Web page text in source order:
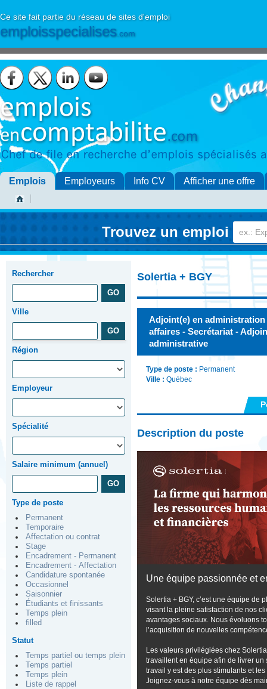
Ce site fait partie du réseau de sites d'emploi
emploisspecialises.com
Emplois Employeurs Info CV Afficher une offre
Trouvez un emploi
Rechercher
Ville
Région
Employeur
Spécialité
Salaire minimum (annuel)
Type de poste
Permanent
Temporaire
Affectation ou contrat
Stage
Encadrement - Permanent
Encadrement - Affectation
Candidature spontanée
Occasionnel
Saisonnier
Étudiants et finissants
Temps plein
filled
Statut
Temps partiel ou temps plein
Temps partiel
Temps plein
Liste de rappel
Solertia + BGY
Adjoint(e) en
affaires - Secrétariat -
administrative
Type de poste : Permanent
Ville : Québec
Description du poste
Une équipe passionnée et
Solertia + BGY, c’est une équipe de
visant la pleine satisfaction de nos
avantages sociaux. Nous évoluons
l’acquisition de nouvelles
Les valeurs privilégiées chez
travaillent en équipe afin de livrer un
travail y est des plus stimulants et
Joignez-vous à notre équipe dès